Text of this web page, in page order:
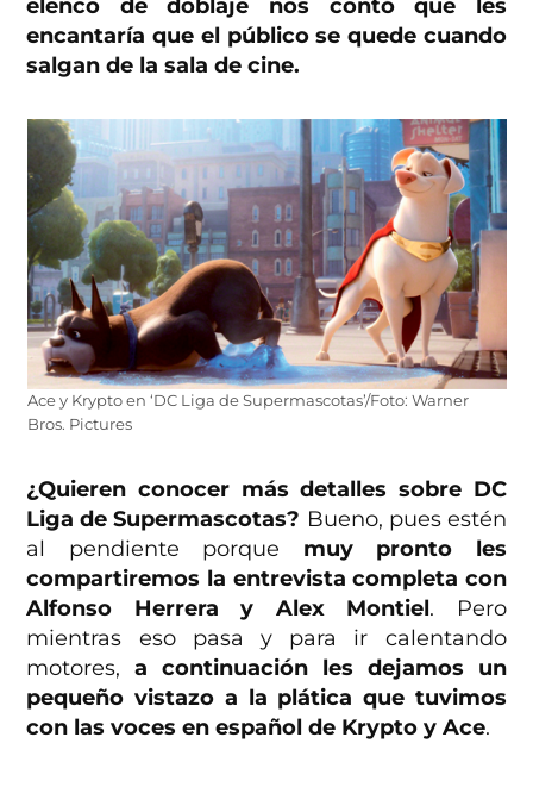
elenco de doblaje nos contó que les
encantaría que el público se quede cuando
salgan de la sala de cine.
Ace y Krypto en ‘DC Liga de Supermascotas’/Foto: Warner
Bros. Pictures
¿Quieren conocer más detalles sobre DC
Liga de Supermascotas? Bueno, pues estén
al pendiente porque muy pronto les
compartiremos la entrevista completa con
Alfonso Herrera y Alex Montiel. Pero
mientras eso pasa y para ir calentando
motores,a continuación les dejamos un
pequeño vistazo a la plática que tuvimos
con las voces en español de Krypto y Ace.